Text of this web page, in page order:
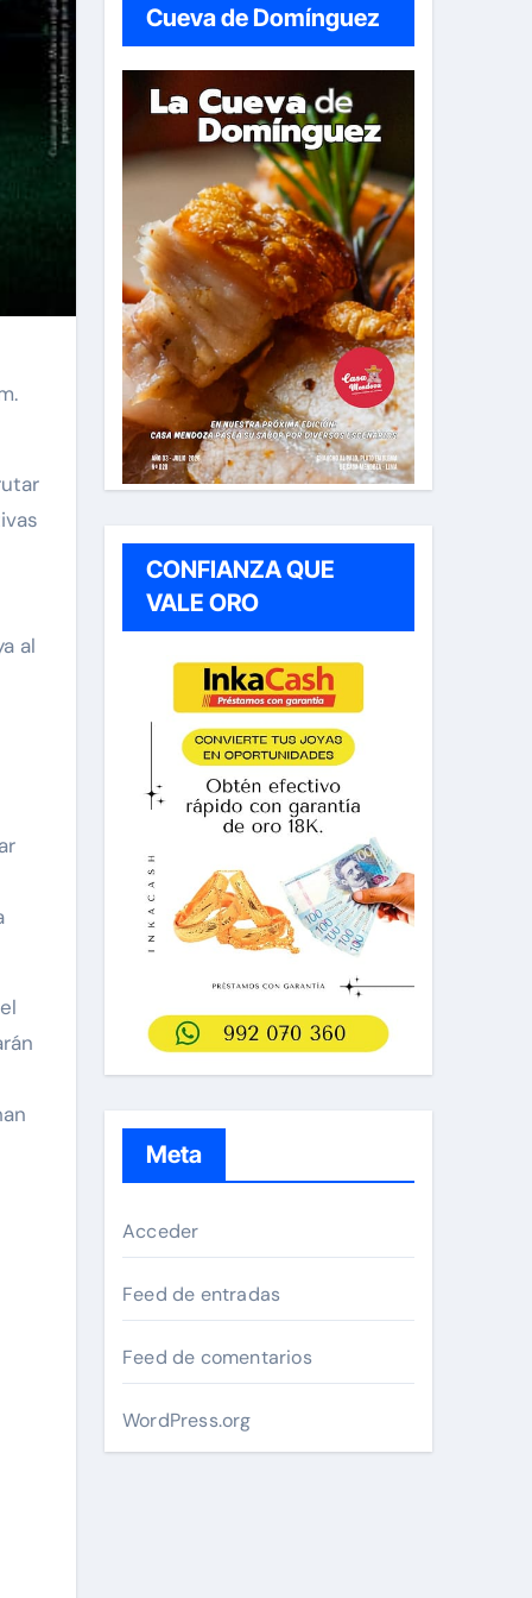
al
Cueva de Domínguez
CONFIANZA QUE
VALE ORO
Meta
Acceder
Feed de entradas
Feed de comentarios
WordPress.org